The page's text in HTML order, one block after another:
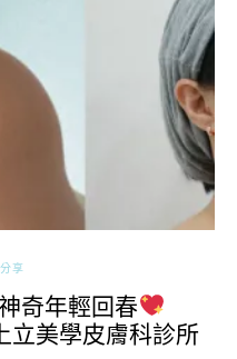
享
奇年輕回春
立美學皮膚科診所